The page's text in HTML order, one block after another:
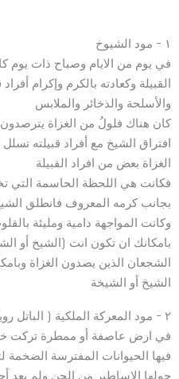
١ – مود الشيوخ
في يوم من الايام وصباح ذات يوم
القبيلة وكعادته بالكرم وإكرام
والأسلحة والذخائر والملابس
كان هناك فلولُ من الغزاة
افتراق الشيخ مع أفراد قبيلته
الغزاة بعض من افراد القبيلة
فكانت هي اللحظة الحاسمة التي
بجانب كرمه المعروف فانطلق
وكانت المواجهة دامية ومليئة
بامكانك ان تكون انت (الشيخ أو
الشجعان الذين يصدون الغزاة
الشيخ أو الشيخة
٢ – مود المعركة الملكية ( الباتل رويال)
في ارض عاصفة أو ممطرة تركت
فيها الحيوانات المفترسة
حولها الاساطير من الجن ولم يعد